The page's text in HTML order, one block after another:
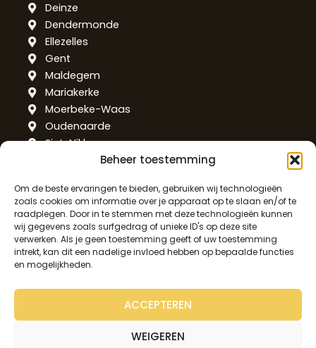
Beheer toestemming
Om de beste ervaringen te bieden, gebruiken wij technologieën
zoals cookies om informatie over je apparaat op te slaan en/of te
raadplegen. Door in te stemmen met deze technologieën kunnen
wij gegevens zoals surfgedrag of unieke ID's op deze site
verwerken. Als je geen toestemming geeft of uw toestemming
intrekt, kan dit een nadelige invloed hebben op bepaalde functies
en mogelijkheden.
ACCEPTEREN
WEIGEREN
Deinze
Dendermonde
Ellezelles
Gent
Maldegem
Mariakerke
Moerbeke-Waas
Oudenaarde
Sint-Niklaas
West-Vlaanderen
Alveringem
De Haan
Ieper
Knokke-Heist
Kortemark
Oostende